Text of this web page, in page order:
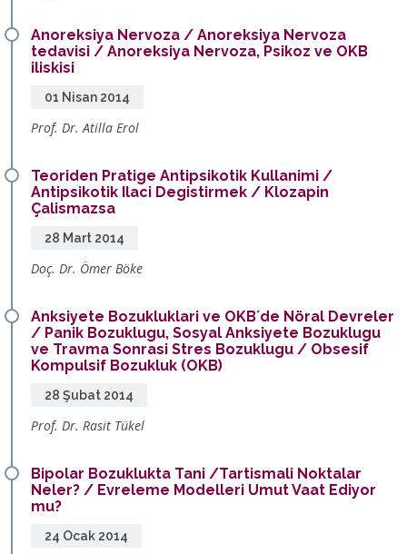
Anoreksiya Nervoza / Anoreksiya Nervoza
tedavisi / Anoreksiya Nervoza, Psikoz ve OKB
iliskisi
01 Nisan 2014
Prof. Dr. Atilla Erol
Teoriden Pratige Antipsikotik Kullanimi /
Antipsikotik Ilaci Degistirmek / Klozapin
Çalismazsa
28 Mart 2014
Doç. Dr. Ömer Böke
Anksiyete Bozukluklari ve OKB´de Nöral Devreler
/ Panik Bozuklugu, Sosyal Anksiyete Bozuklugu
ve Travma Sonrasi Stres Bozuklugu / Obsesif
Kompulsif Bozukluk (OKB)
28 Şubat 2014
Prof. Dr. Rasit Tükel
Bipolar Bozuklukta Tani /Tartismali Noktalar
Neler? / Evreleme Modelleri Umut Vaat Ediyor
mu?
24 Ocak 2014